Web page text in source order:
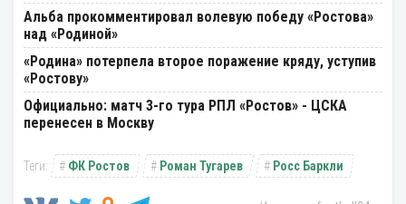
Альба прокомментировал волевую победу «Ростова»
над «Родиной»
«Родина» потерпела второе поражение кряду, уступив
«Ростову»
Официально: матч 3-го тура РПЛ «Ростов» - ЦСКА
перенесен в Москву
ФК Ростов Роман Тугарев Росс Баркли